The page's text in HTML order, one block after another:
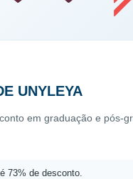
UNYLEYA
em graduação e pós-
73% de desconto.